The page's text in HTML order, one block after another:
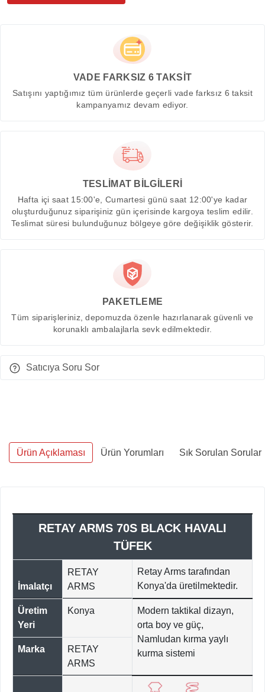
VADE FARKSIZ 6 TAKSİT
Satışını yaptığımız tüm ürünlerde geçerli vade farksız 6 taksit
kampanyamız devam ediyor.
TESLİMAT BİLGİLERİ
Hafta içi saat 15:00'e, Cumartesi günü saat 12:00'ye kadar
oluşturduğunuz siparişiniz gün içerisinde kargoya teslim edilir.
Teslimat süresi bulunduğunuz bölgeye göre değişiklik gösterir.
PAKETLEME
Tüm siparişleriniz, depomuzda özenle hazırlanarak güvenli ve
korunaklı ambalajlarla sevk edilmektedir.
Satıcıya Soru Sor
Ürün Açıklaması Ürün Yorumları Sık Sorulan Sorular
RETAY ARMS 70S BLACK HAVALI
TÜFEK
İmalatçı
RETAY
ARMS
Retay Arms tarafından
Konya'da üretilmektedir.
Üretim
Yeri
Konya
Modern taktikal dizayn,
orta boy ve güç,
Namludan kırma yaylı
kurma sistemi
Marka
RETAY
ARMS